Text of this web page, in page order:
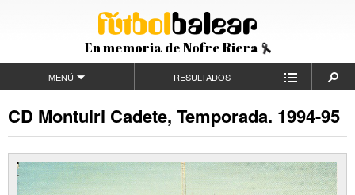
En memoria de Nofre Riera
MENÚ RESULTADOS
CD Montuiri Cadete, Temporada. 1994-95